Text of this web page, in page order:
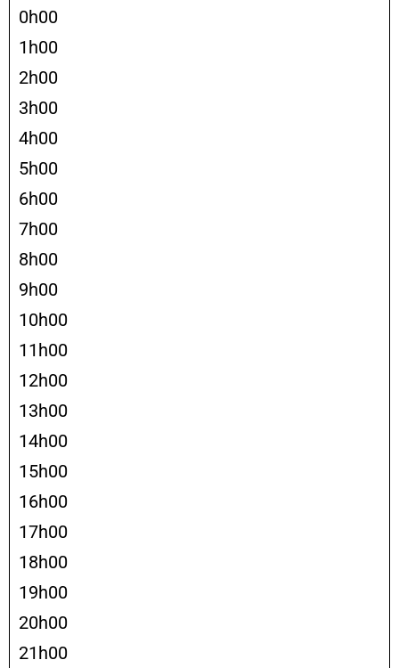
0h00
1h00
2h00
3h00
4h00
5h00
6h00
7h00
8h00
9h00
10h00
11h00
12h00
13h00
14h00
15h00
16h00
17h00
18h00
19h00
20h00
21h00